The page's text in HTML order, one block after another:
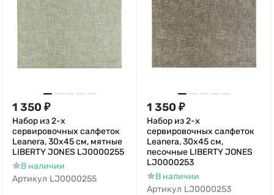
1 350 ₽
Набор из 2-х
сервировочных салфеток
Leanera, 30х45 см, мятные
LIBERTY JONES LJ0000255
В наличии
Артикул LJ0000255
1 350 ₽
Набор из 2-х
сервировочных салфеток
Leanera, 30х45 см,
песочные LIBERTY JONES
LJ0000253
В наличии
Артикул LJ0000253